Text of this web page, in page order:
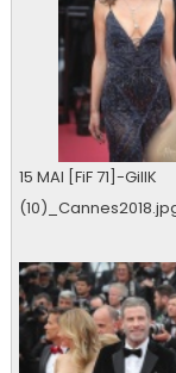
15 MAI [FiF 71]-GillK